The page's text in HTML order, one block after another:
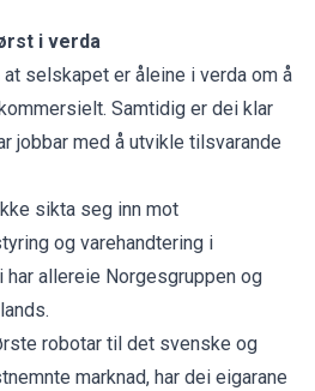
i verda
selskapet er åleine i verda om å
Samtidig er dei klar
jobbar med å utvikle tilsvarande
sikta seg inn mot
og varehandtering i
har allereie Norgesgruppen og
robotar til det svenske og
marknad, har dei eigarane